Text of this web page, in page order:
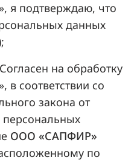
я подтверждаю, что
данных
на обработку
в соответствии со
закона от
ООО «САПФИР»
по